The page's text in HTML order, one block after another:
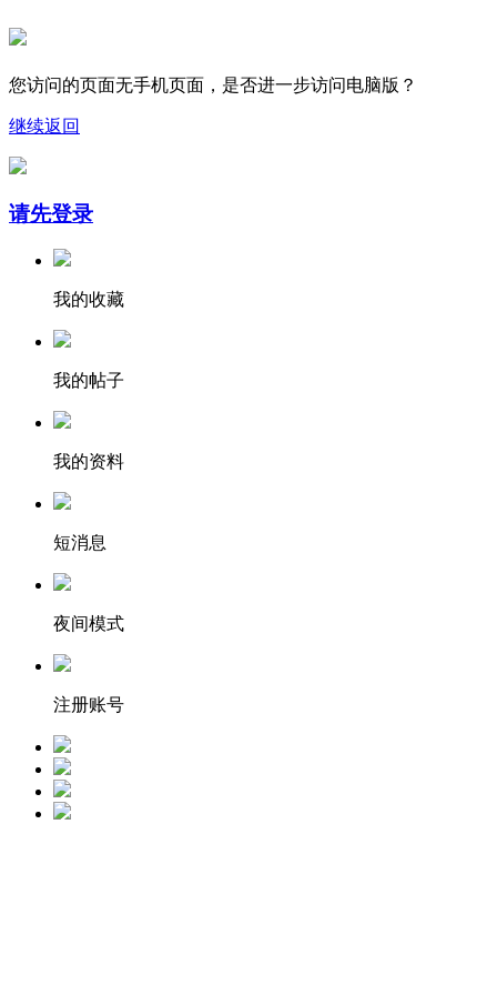
您访问的页面无手机页面，是否进一步访问电脑版？
继续返回
请先登录
我的收藏
我的帖子
我的资料
短消息
夜间模式
注册账号